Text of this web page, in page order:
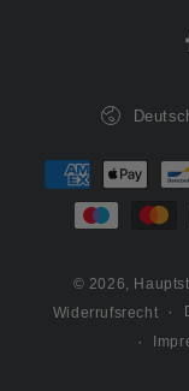
© 2026,
Widerrufsrecht